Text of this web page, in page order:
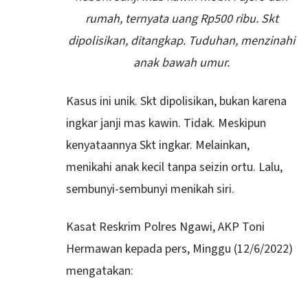
rumah, ternyata uang Rp500 ribu. Skt
dipolisikan, ditangkap. Tuduhan, menzinahi
anak bawah umur.
Kasus ini unik. Skt dipolisikan, bukan karena
ingkar janji mas kawin. Tidak. Meskipun
kenyataannya Skt ingkar. Melainkan,
menikahi anak kecil tanpa seizin ortu. Lalu,
sembunyi-sembunyi menikah siri.
Kasat Reskrim Polres Ngawi, AKP Toni
Hermawan kepada pers, Minggu (12/6/2022)
mengatakan: